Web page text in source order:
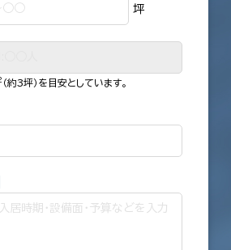
坪
（約3坪）を目安としています。